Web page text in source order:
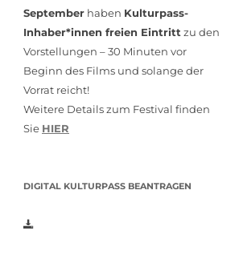
September haben Kulturpass-
Inhaber*innen freien Eintritt zu den
Vorstellungen – 30 Minuten vor
Beginn des Films und solange der
Vorrat reicht!
Weitere Details zum Festival finden
Sie HIER
DIGITAL KULTURPASS BEANTRAGEN